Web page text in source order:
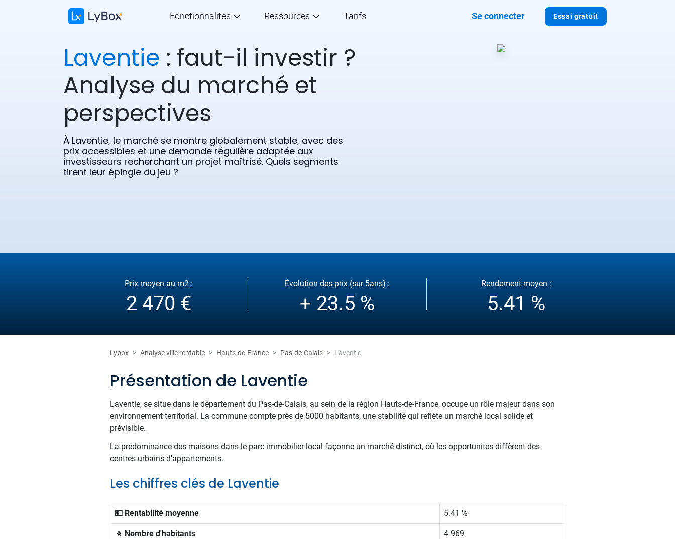
Essai gratuit
Fonctionnalités Ressources Tarifs Se connecter
Laventie : faut-il investir ?
Analyse du marché et
perspectives
À Laventie, le marché se montre globalement stable, avec des
prix accessibles et une demande régulière adaptée aux
investisseurs recherchant un projet maîtrisé. Quels segments
tirent leur épingle du jeu ?
Prix moyen au m2 :
2 470 €
Évolution des prix (sur 5ans) :
+ 23.5 %
Rendement moyen :
5.41 %
Lybox Analyse ville rentable Hauts-de-France Pas-de-Calais Laventie
Présentation de Laventie
Laventie, se situe dans le département du Pas-de-Calais, au sein de la région Hauts-de-France, occupe un rôle majeur dans son
environnement territorial. La commune compte près de 5000 habitants, une stabilité qui reflète un marché local solide et
prévisible.
La prédominance des maisons dans le parc immobilier local façonne un marché distinct, où les opportunités diffèrent des
centres urbains d'appartements.
Les chiffres clés de Laventie
💵 Rentabilité moyenne 5.41 %
🚶 Nombre d'habitants 4 969